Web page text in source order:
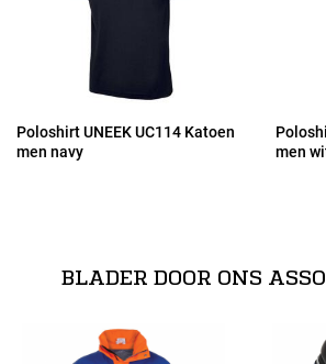
2XL
Poloshirt UNEEK UC114 Katoen
men navy
men
BLADER DOOR ONS